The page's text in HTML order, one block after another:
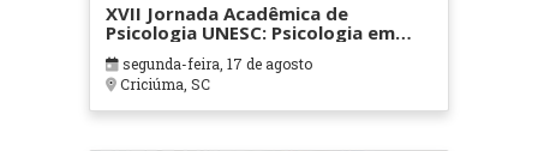
XVII Jornada Acadêmica de
Psicologia UNESC: Psicologia em
movimento: tecnologia,
integralidade e cuidado
segunda-feira, 17 de agosto
Criciúma, SC